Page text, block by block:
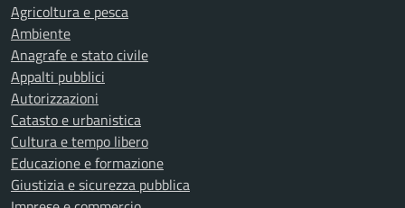
Agricoltura e pesca
Ambiente
Anagrafe e stato civile
Appalti pubblici
Autorizzazioni
Catasto e urbanistica
Cultura e tempo libero
Educazione e formazione
Giustizia e sicurezza pubblica